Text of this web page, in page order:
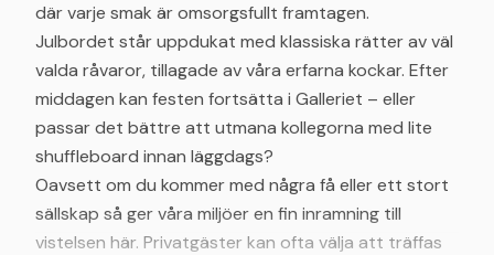
där varje smak är omsorgsfullt framtagen.
Julbordet står uppdukat med klassiska rätter av väl
valda råvaror, tillagade av våra erfarna kockar. Efter
middagen kan festen fortsätta i Galleriet – eller
passar det bättre att utmana kollegorna med lite
shuffleboard innan läggdags?
Oavsett om du kommer med några få eller ett stort
sällskap så ger våra miljöer en fin inramning till
vistelsen här. Privatgäster kan ofta välja att träffas